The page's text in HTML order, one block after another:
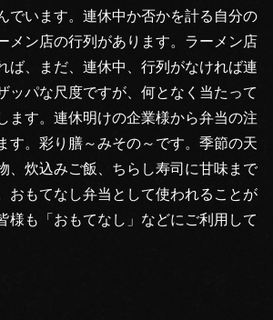
でいます。連休中か否かを計る自分の
メン店の行列があります。ラーメン店
ば、まだ、連休中、行列がなければ連
ッパな尺度ですが、何となく当たって
ます。連休明けの企業様から弁当の注
す。彩り膳～みその～です。季節の天
、炊込みご飯、ちらし寿司に甘味まで
おもてなし弁当として使われることが
様も「おもてなし」などにご利用して